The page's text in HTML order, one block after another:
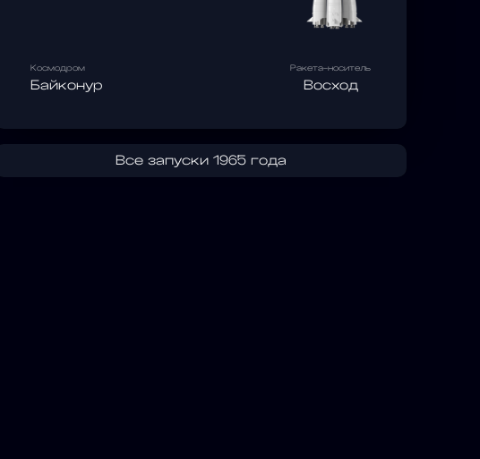
Космодром
Байконур
Ракета-носитель
Восход
Все запуски 1965 года